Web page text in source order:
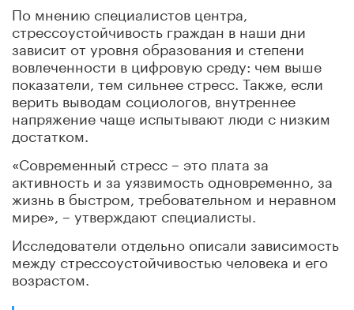
По мнению специалистов центра,
стрессоустойчивость граждан в наши дни
зависит от уровня образования и степени
вовлеченности в цифровую среду: чем выше
показатели, тем сильнее стресс. Также, если
верить выводам социологов, внутреннее
напряжение чаще испытывают люди с низким
достатком.
«Современный стресс – это плата за
активность и за уязвимость одновременно, за
жизнь в быстром, требовательном и неравном
мире», – утверждают специалисты.
Исследователи отдельно описали зависимость
между стрессоустойчивостью человека и его
возрастом.